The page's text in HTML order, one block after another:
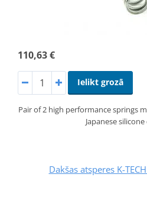
110,63 €
Ielikt grozā
Pair of 2 high performance springs
Japanese
Dakšas atsperes K-